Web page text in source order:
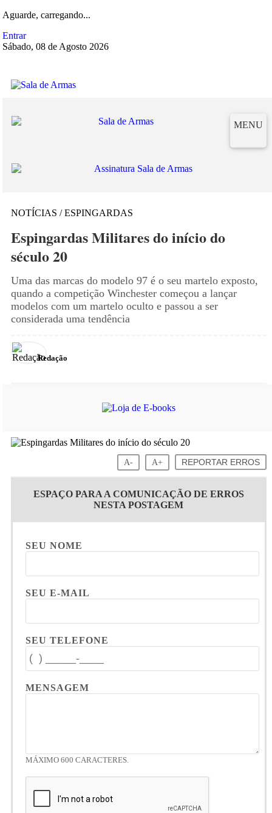
Aguarde, carregando...
Entrar
Sábado, 08 de Agosto 2026
MENU
NOTÍCIAS / ESPINGARDAS
Espingardas Militares do início do
século 20
Uma das marcas do modelo 97 é o seu martelo exposto,
quando a competição Winchester começou a lançar
modelos com um martelo oculto e passou a ser
considerada uma tendência
Redação
A- A+ REPORTAR ERROS
ESPAÇO PARA A COMUNICAÇÃO DE ERROS
NESTA POSTAGEM
SEU NOME
SEU E-MAIL
SEU TELEFONE
MENSAGEM
MÁXIMO 600 CARACTERES.